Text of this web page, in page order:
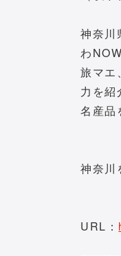
神奈川
わ
旅マエ
力を紹
名産品
神奈川
URL：